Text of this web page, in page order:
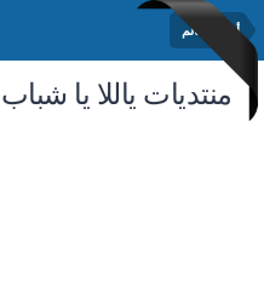
أخبار العالم
منتديات ياللا يا شباب